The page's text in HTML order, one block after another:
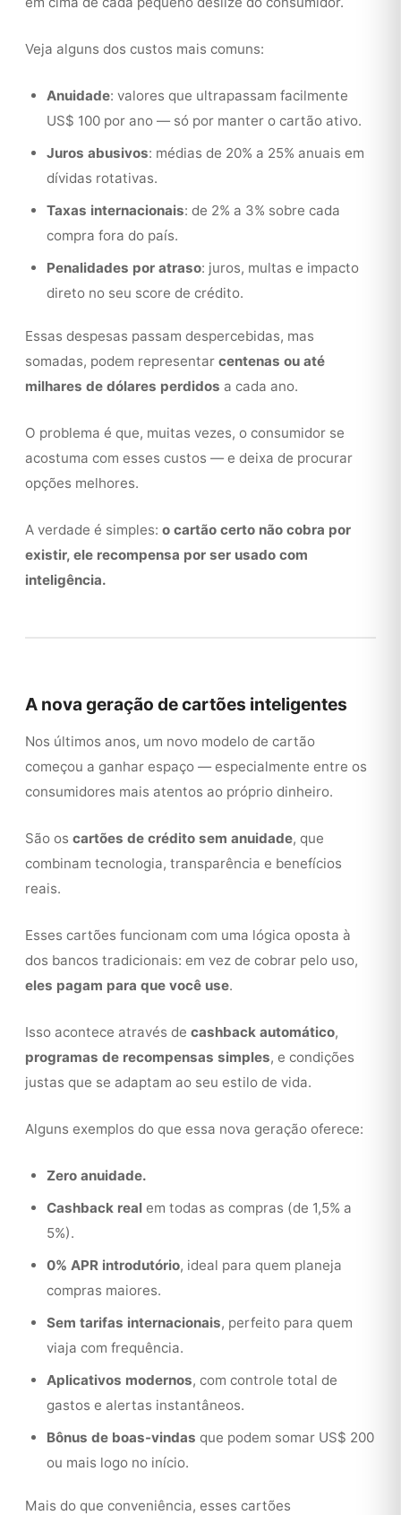
Veja alguns dos custos mais comuns:
Anuidade: valores que ultrapassam facilmente
US$ 100 por ano — só por manter o cartão ativo.
Juros abusivos: médias de 20% a 25% anuais em
dívidas rotativas.
Taxas internacionais: de 2% a 3% sobre cada
compra fora do país.
Penalidades por atraso: juros, multas e impacto
direto no seu score de crédito.
Essas despesas passam despercebidas, mas
somadas, podem representar centenas ou até
milhares de dólares perdidos a cada ano.
O problema é que, muitas vezes, o consumidor se
acostuma com esses custos — e deixa de procurar
opções melhores.
A verdade é simples: o cartão certo não cobra por
existir, ele recompensa por ser usado com
inteligência.
A nova geração de cartões inteligentes
Nos últimos anos, um novo modelo de cartão
começou a ganhar espaço — especialmente entre os
consumidores mais atentos ao próprio dinheiro.
São os cartões de crédito sem anuidade, que
combinam tecnologia, transparência e benefícios
reais.
Esses cartões funcionam com uma lógica oposta à
dos bancos tradicionais: em vez de cobrar pelo uso,
eles pagam para que você use.
Isso acontece através de cashback automático,
programas de recompensas simples, e condições
justas que se adaptam ao seu estilo de vida.
Alguns exemplos do que essa nova geração oferece:
Zero anuidade.
Cashback real em todas as compras (de 1,5% a
5%).
0% APR introdutório, ideal para quem planeja
compras maiores.
Sem tarifas internacionais, perfeito para quem
viaja com frequência.
Aplicativos modernos, com controle total de
gastos e alertas instantâneos.
Bônus de boas-vindas que podem somar US$ 200
ou mais logo no início.
Mais do que conveniência, esses cartões